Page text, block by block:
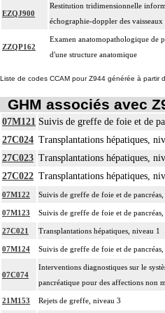
EZQJ900
Restitution tridimensionnelle
échographie-doppler des
ZZQP162
Examen anatomopathologique de
d'une structure anatomique
Liste de codes CCAM pour Z944 générée à partir
GHM associés avec
07M121 Suivis de greffe de foie et de
27C024 Transplantations hépatiques,
27C023 Transplantations hépatiques,
27C022 Transplantations hépatiques,
07M122 Suivis de greffe de foie et de
07M123 Suivis de greffe de foie et de
27C021 Transplantations hépatiques, niveau 1
07M124 Suivis de greffe de foie et de
07C074
Interventions diagnostiques sur le
pancréatique pour des affections non
21M153 Rejets de greffe, niveau 3